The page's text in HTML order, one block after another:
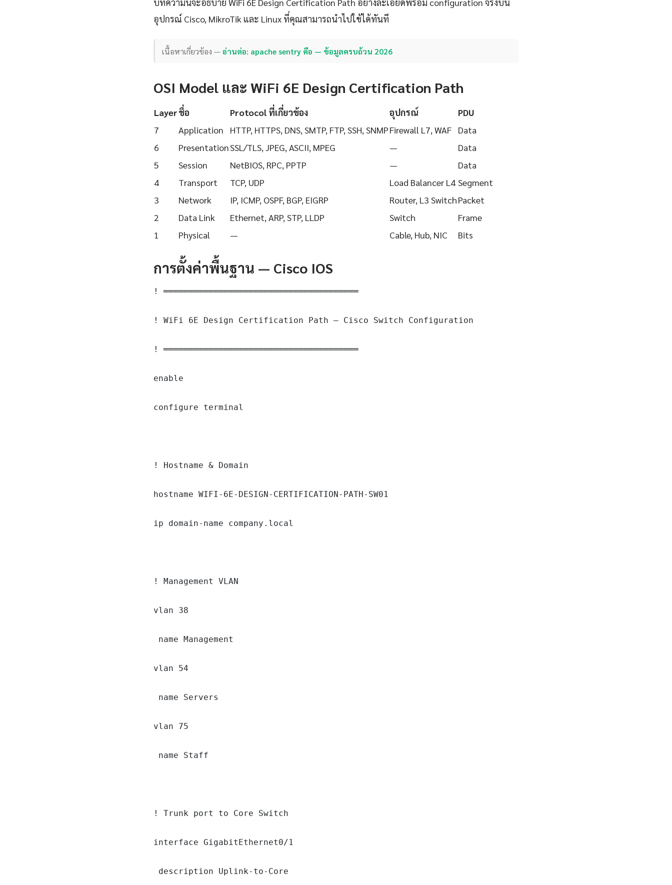
อุปกรณ์ Cisco, MikroTik และ Linux ที่คุณสามารถนำไปใช้ได้ทันที
เนื้อหาเกี่ยวข้อง —อ่านต่อ: apache sentry คือ — ข้อมูลครบถ้วน 2026
OSI Model และ WiFi 6E Design Certification Path
Layerชื่อ Protocol ที่เกี่ยวข้อง อุปกรณ์
PDU
7
Application HTTP, HTTPS, DNS, SMTP, FTP, SSH, SNMPFirewall L7, WAF
Data
6
PresentationSSL/TLS, JPEG, ASCII, MPEG —
Data
5
Session NetBIOS, RPC, PPTP —
Data
4
Transport TCP, UDP Load Balancer L4 Segment
3
Network IP, ICMP, OSPF, BGP, EIGRP Router, L3 SwitchPacket
2
Data Link Ethernet, ARP, STP, LLDP Switch
Frame
1
Physical — Cable, Hub, NIC Bits
การตั้งค่าพื้นฐาน — Cisco IOS
! ═══════════════════════════════════════
! WiFi 6E Design Certification Path — Cisco Switch Configuration
! ═══════════════════════════════════════
enable
configure terminal
! Hostname & Domain
hostname WIFI-6E-DESIGN-CERTIFICATION-PATH-SW01
ip domain-name company.local
! Management VLAN
vlan 38
name Management
vlan 54
name Servers
vlan 75
name Staff
! Trunk port to Core Switch
interface GigabitEthernet0/1
description Uplink-to-Core